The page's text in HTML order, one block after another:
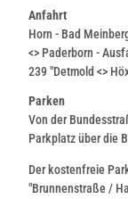
Anfahrt
Horn - Bad
<> Paderborn -
239 "Detmold <>
Parken
Von der
Parkplatz über die
Der kostenfreie
"Brunnenstraße /